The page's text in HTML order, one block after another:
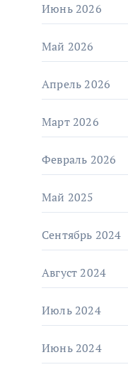
Июнь 2026
Май 2026
Апрель 2026
Март 2026
Февраль 2026
Май 2025
Сентябрь 2024
Август 2024
Июль 2024
Июнь 2024